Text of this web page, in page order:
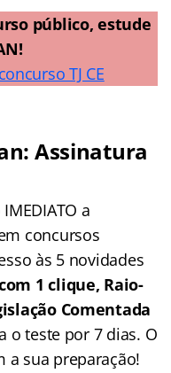
público, estude
TJ CE
Assinatura
a
concursos
às 5 novidades
1 clique, Raio-
Comentada
o teste por 7 dias. O
a sua preparação!